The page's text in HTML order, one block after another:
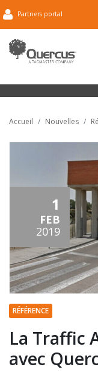
Partners portal
Accueil Nouvelles
1
FEB
2019
RÉFÉRENCE
La Traffic
avec